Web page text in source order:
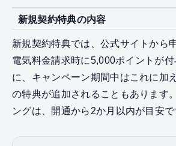
新規契約特典の内容
新規契約特典では、公式サイトから
電気料金請求時に5,000ポイントが
に、キャンペーン期間中はこれに加
の特典が追加されることもあります
ングは、開通から2か月以内が目安で